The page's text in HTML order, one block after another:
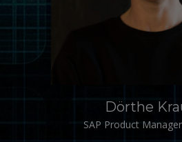
Dörthe
SAP Product